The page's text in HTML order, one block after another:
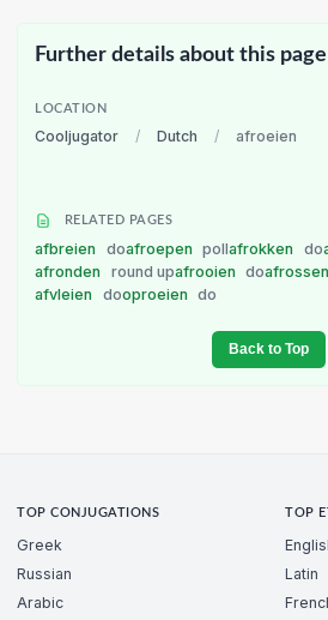
Further details about this page
LOCATION
Cooljugator / Dutch / afroeien
RELATED PAGES
afbreien doafroepen pollafrokken do
afronden
round upafrooien doafrossen
afvleien
dooproeien do
Back to Top
TOP CONJUGATIONS
Greek
Russian
Arabic
TOP
Latin